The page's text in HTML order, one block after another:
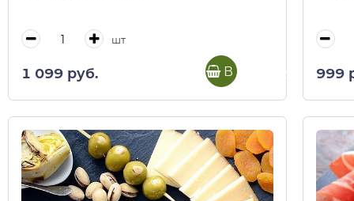
шт
1 099 руб. В корзину 999